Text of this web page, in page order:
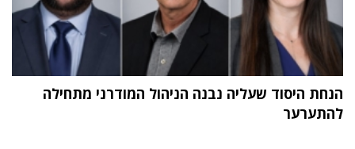
הנחת היסוד שעליה נבנה הניהול המודרני מתחילה
להתערער